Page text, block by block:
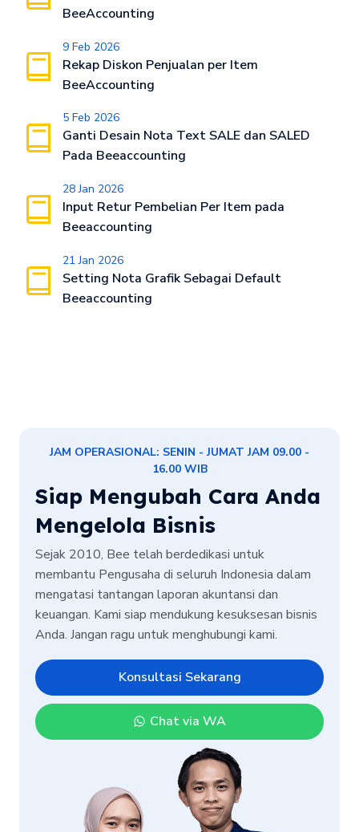
BeeAccounting
9 Feb 2026
Rekap Diskon Penjualan per Item
BeeAccounting
5 Feb 2026
Ganti Desain Nota Text SALE dan SALED
Pada Beeaccounting
28 Jan 2026
Input Retur Pembelian Per Item pada
Beeaccounting
21 Jan 2026
Setting Nota Grafik Sebagai Default
Beeaccounting
JAM OPERASIONAL: SENIN - JUMAT JAM 09.00 -
16.00 WIB
Siap Mengubah Cara Anda
Mengelola Bisnis
Sejak 2010, Bee telah berdedikasi untuk
membantu Pengusaha di seluruh Indonesia dalam
mengatasi tantangan laporan akuntansi dan
keuangan. Kami siap mendukung kesuksesan bisnis
Anda. Jangan ragu untuk menghubungi kami.
Konsultasi Sekarang
Chat via WA